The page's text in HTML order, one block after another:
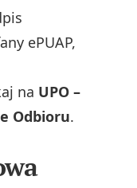
ePUAP,
na UPO –
Odbioru.